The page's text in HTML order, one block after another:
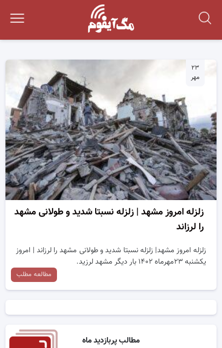
۲۳
مهر
زلزله امروز مشهد | زلزله نسبتا شدید و طولانی مشهد
را لرزاند
زلزله امروز مشهد| زلزله نسبتا شدید و طولانی مشهد را لرزاند | امروز
یکشنبه ۲۳مهرماه ۱۴۰۲ بار دیگر مشهد لرزید.
مطالعه مطلب
مطالب پربازدید ماه